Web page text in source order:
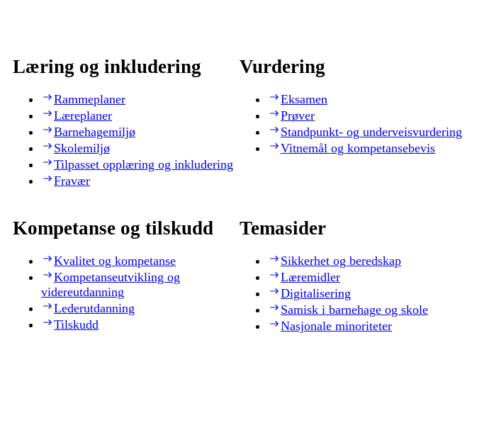
Læring og inkludering
Rammeplaner
Læreplaner
Barnehagemiljø
Skolemiljø
Tilpasset opplæring og inkludering
Fravær
Vurdering
Eksamen
Prøver
Standpunkt- og underveisvurdering
Vitnemål og kompetansebevis
Kompetanse og tilskudd
Kvalitet og kompetanse
Kompetanseutvikling og
videreutdanning
Lederutdanning
Tilskudd
Temasider
Sikkerhet og beredskap
Læremidler
Digitalisering
Samisk i barnehage og skole
Nasjonale minoriteter